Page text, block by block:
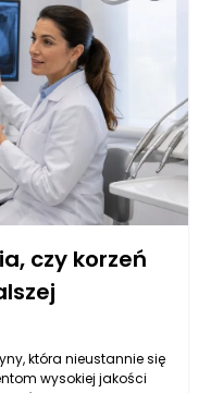
potrafi ocenić, kiedy
skutecznie
aby pacjent
czy korzeń
która nieustannie się
wysokiej jakości